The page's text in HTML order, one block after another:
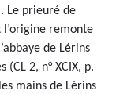
Le prieuré de
l’origine remonte
de Lérins
(CL 2, n° XCIX, p.
mains de Lérins